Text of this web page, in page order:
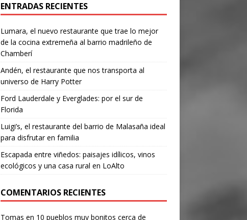
ENTRADAS RECIENTES
Lumara, el nuevo restaurante que trae lo mejor
de la cocina extremeña al barrio madrileño de
Chamberí
Andén, el restaurante que nos transporta al
universo de Harry Potter
Ford Lauderdale y Everglades: por el sur de
Florida
Luigi’s, el restaurante del barrio de Malasaña ideal
para disfrutar en familia
Escapada entre viñedos: paisajes idílicos, vinos
ecológicos y una casa rural en LoAlto
COMENTARIOS RECIENTES
Tomas en 10 pueblos muy bonitos cerca de